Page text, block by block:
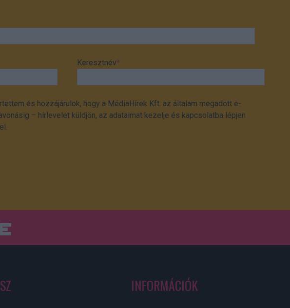
Keresztnév*
és hozzájárulok, hogy a MédiaHírek Kft. az általam megadott e-
– hírlevelet küldjön, az adataimat kezelje és kapcsolatba lépjen
INFORMÁCIÓK